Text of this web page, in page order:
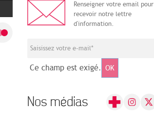
Renseigner votre email pour
recevoir notre lettre
d'information.
Ce champ est exigé. OK
Nos médias